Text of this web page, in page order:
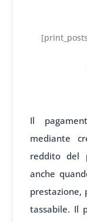
Il
mediante
reddito del
anche
prestazione,
tassabile. Il